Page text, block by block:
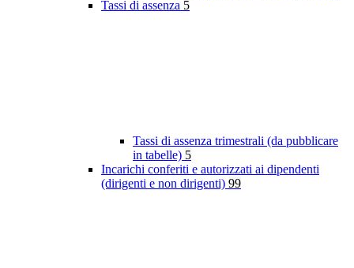
Tassi di assenza 5
Tassi di assenza trimestrali (da pubblicare
in tabelle) 5
Incarichi conferiti e autorizzati ai dipendenti
(dirigenti e non dirigenti) 99